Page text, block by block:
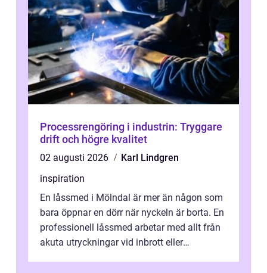
Processrengöring i industrin: Tryggare
drift och högre kvalitet
02 augusti 2026
Karl Lindgren
inspiration
En låssmed i Mölndal är mer än någon som
bara öppnar en dörr när nyckeln är borta. En
professionell låssmed arbetar med allt från
akuta utryckningar vid inbrott eller